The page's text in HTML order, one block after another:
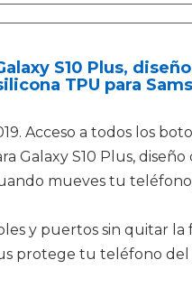
S10 Plus,
TPU para
Acceso a todos los
Galaxy S10 Plus,
mueves tu
y puertos sin quitar la
protege tu teléfono del